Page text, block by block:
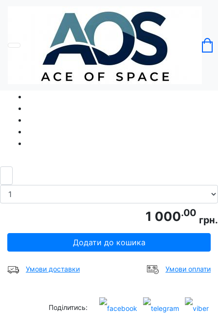
Без категорії
Футболка Taco Let's Shell-ebrate! Тако
Летс Шелібрейт!
Код товару: Ace5126
1 000.00
грн.
Додати до кошика
Умови доставки Умови оплати
Поділитись: